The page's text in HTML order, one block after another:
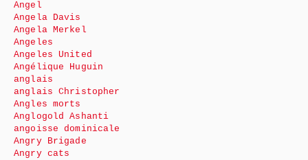
Angel
Angela Davis
Angela Merkel
Angeles
Angeles United
Angélique Huguin
anglais
anglais Christopher
Angles morts
Anglogold Ashanti
angoisse dominicale
Angry Brigade
Angry cats